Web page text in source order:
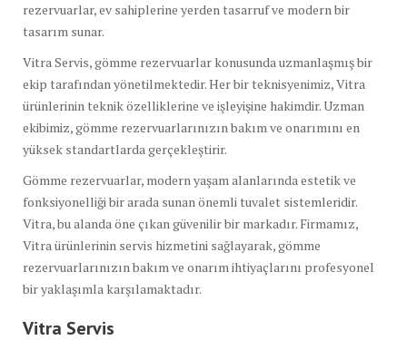
rezervuarlar, ev sahiplerine yerden tasarruf ve modern bir
tasarım sunar.
Vitra Servis, gömme rezervuarlar konusunda uzmanlaşmış bir
ekip tarafından yönetilmektedir. Her bir teknisyenimiz, Vitra
ürünlerinin teknik özelliklerine ve işleyişine hakimdir. Uzman
ekibimiz, gömme rezervuarlarınızın bakım ve onarımını en
yüksek standartlarda gerçekleştirir.
Gömme rezervuarlar, modern yaşam alanlarında estetik ve
fonksiyonelliği bir arada sunan önemli tuvalet sistemleridir.
Vitra, bu alanda öne çıkan güvenilir bir markadır. Firmamız,
Vitra ürünlerinin servis hizmetini sağlayarak, gömme
rezervuarlarınızın bakım ve onarım ihtiyaçlarını profesyonel
bir yaklaşımla karşılamaktadır.
Vitra Servis